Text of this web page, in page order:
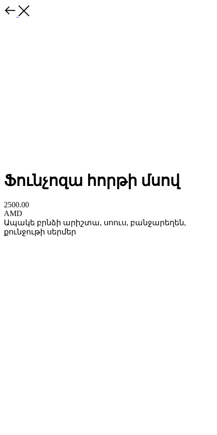
Ֆունչոզա հորթի մսով
2500.00
AMD
Ապակե բրնձի արիշտա, սոուս, բանջարեղեն,
քունջութի սերմեր